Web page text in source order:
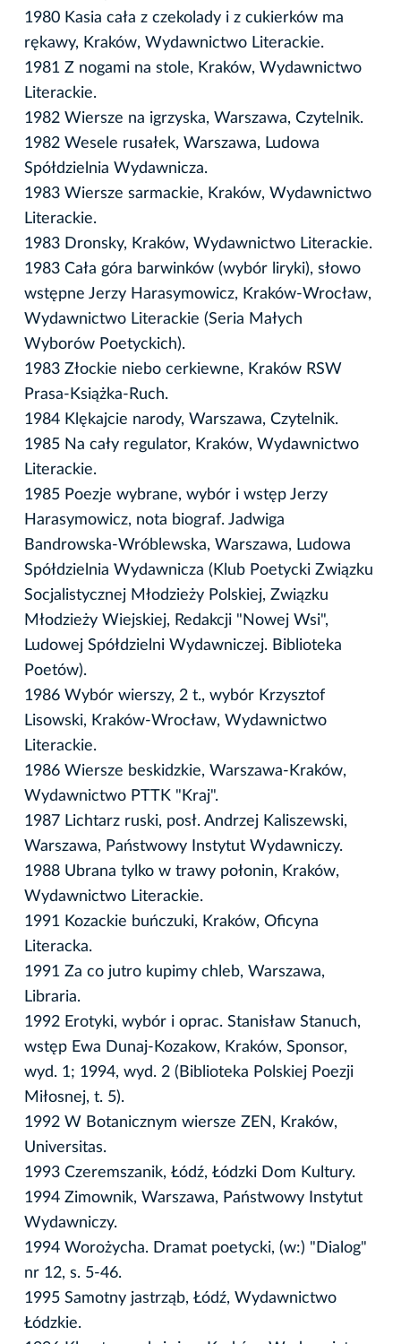
1980 Kasia cała z czekolady i z cukierków ma
rękawy, Kraków, Wydawnictwo Literackie.
1981 Z nogami na stole, Kraków, Wydawnictwo
Literackie.
1982 Wiersze na igrzyska, Warszawa, Czytelnik.
1982 Wesele rusałek, Warszawa, Ludowa
Spółdzielnia Wydawnicza.
1983 Wiersze sarmackie, Kraków, Wydawnictwo
Literackie.
1983 Dronsky, Kraków, Wydawnictwo Literackie.
1983 Cała góra barwinków (wybór liryki), słowo
wstępne Jerzy Harasymowicz, Kraków-Wrocław,
Wydawnictwo Literackie (Seria Małych
Wyborów Poetyckich).
1983 Złockie niebo cerkiewne, Kraków RSW
Prasa-Książka-Ruch.
1984 Klękajcie narody, Warszawa, Czytelnik.
1985 Na cały regulator, Kraków, Wydawnictwo
Literackie.
1985 Poezje wybrane, wybór i wstęp Jerzy
Harasymowicz, nota biograf. Jadwiga
Bandrowska-Wróblewska, Warszawa, Ludowa
Spółdzielnia Wydawnicza (Klub Poetycki Związku
Socjalistycznej Młodzieży Polskiej, Związku
Młodzieży Wiejskiej, Redakcji "Nowej Wsi",
Ludowej Spółdzielni Wydawniczej. Biblioteka
Poetów).
1986 Wybór wierszy, 2 t., wybór Krzysztof
Lisowski, Kraków-Wrocław, Wydawnictwo
Literackie.
1986 Wiersze beskidzkie, Warszawa-Kraków,
Wydawnictwo PTTK "Kraj".
1987 Lichtarz ruski, posł. Andrzej Kaliszewski,
Warszawa, Państwowy Instytut Wydawniczy.
1988 Ubrana tylko w trawy połonin, Kraków,
Wydawnictwo Literackie.
1991 Kozackie buńczuki, Kraków, Oficyna
Literacka.
1991 Za co jutro kupimy chleb, Warszawa,
Libraria.
1992 Erotyki, wybór i oprac. Stanisław Stanuch,
wstęp Ewa Dunaj-Kozakow, Kraków, Sponsor,
wyd. 1; 1994, wyd. 2 (Biblioteka Polskiej Poezji
Miłosnej, t. 5).
1992 W Botanicznym wiersze ZEN, Kraków,
Universitas.
1993 Czeremszanik, Łódź, Łódzki Dom Kultury.
1994 Zimownik, Warszawa, Państwowy Instytut
Wydawniczy.
1994 Worożycha. Dramat poetycki, (w:) "Dialog"
nr 12, s. 5-46.
1995 Samotny jastrząb, Łódź, Wydawnictwo
Łódzkie.